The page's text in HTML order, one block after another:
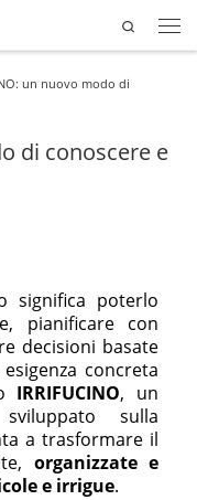
Search
un nuovo modo di
di conoscere e
significa poterlo
pianificare con
decisioni basate
concreta
IRRIFUCINO, un
sviluppato sulla
a trasformare il
organizzate e
e irrigue.